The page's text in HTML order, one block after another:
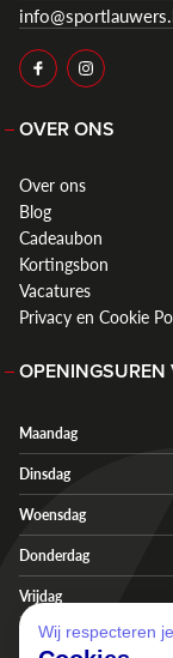
OVER ONS
Over ons
Blog
Cadeaubon
Kortingsbon
Vacatures
Privacy en Cookie
OPENINGSUREN
Maandag
Dinsdag
Woensdag
Donderdag
Vrijdag
Zaterdag